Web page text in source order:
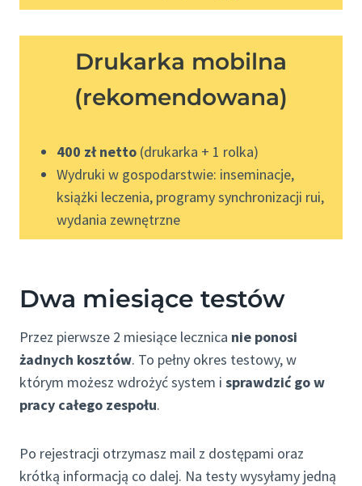
Drukarka mobilna
(rekomendowana)
400 zł netto (drukarka + 1 rolka)
Wydruki w gospodarstwie: inseminacje,
książki leczenia, programy synchronizacji rui,
wydania zewnętrzne
Dwa miesiące testów
Przez pierwsze 2 miesiące lecznica nie ponosi
żadnych kosztów. To pełny okres testowy, w
którym możesz wdrożyć system i sprawdzić go w
pracy całego zespołu.
Po rejestracji otrzymasz mail z dostępami oraz
krótką informacją co dalej. Na testy wysyłamy jedną